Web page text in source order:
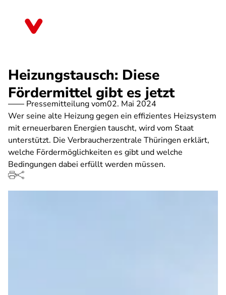
Heizungstausch: Diese
Fördermittel gibt es jetzt
Pressemitteilung vom02. Mai 2024
Wer seine alte Heizung gegen ein effizientes Heizsystem
mit erneuerbaren Energien tauscht, wird vom Staat
unterstützt. Die Verbraucherzentrale Thüringen erklärt,
welche Fördermöglichkeiten es gibt und welche
Bedingungen dabei erfüllt werden müssen.